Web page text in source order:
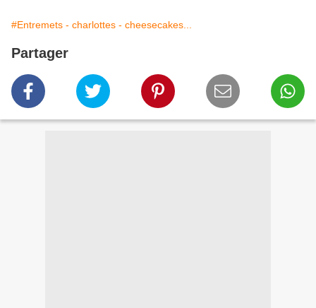
#Entremets - charlottes - cheesecakes...
Partager